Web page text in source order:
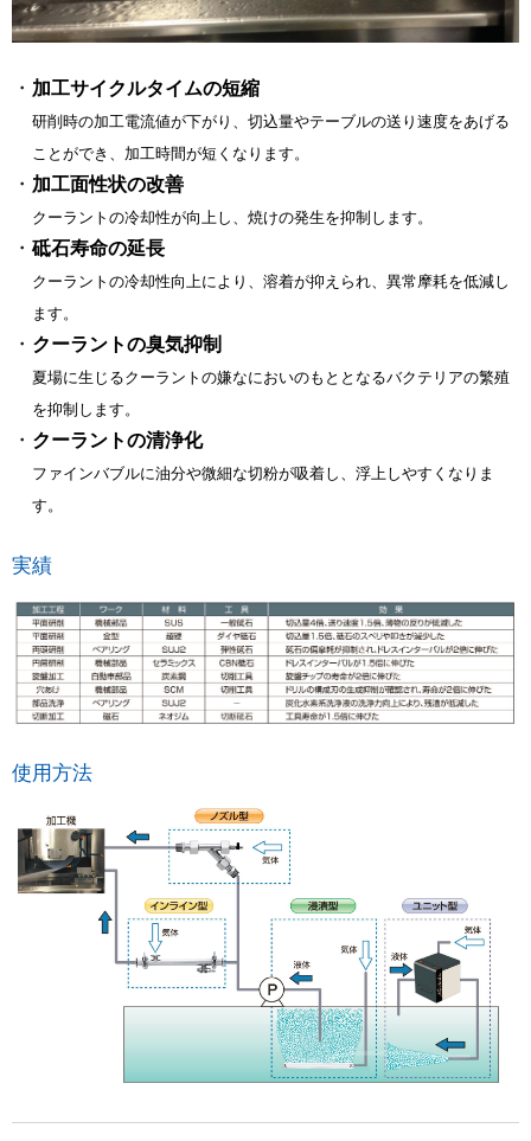
加工サイクルタイムの短縮
研削時の加工電流値が下がり、切込量やテーブルの送り速度をあげる
ことができ、加工時間が短くなります。
加工面性状の改善
クーラントの冷却性が向上し、焼けの発生を抑制します。
砥石寿命の延長
クーラントの冷却性向上により、溶着が抑えられ、異常摩耗を低減し
ます。
クーラントの臭気抑制
夏場に生じるクーラントの嫌なにおいのもととなるバクテリアの繁殖
を抑制します。
クーラントの清浄化
ファインバブルに油分や微細な切粉が吸着し、浮上しやすくなりま
す。
実績
使用方法